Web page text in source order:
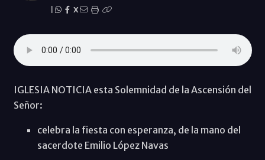
X
IGLESIA NOTICIA esta Solemnidad de la Ascensión del
Señor:
celebra la fiesta con esperanza, de la mano del
sacerdote Emilio López Navas